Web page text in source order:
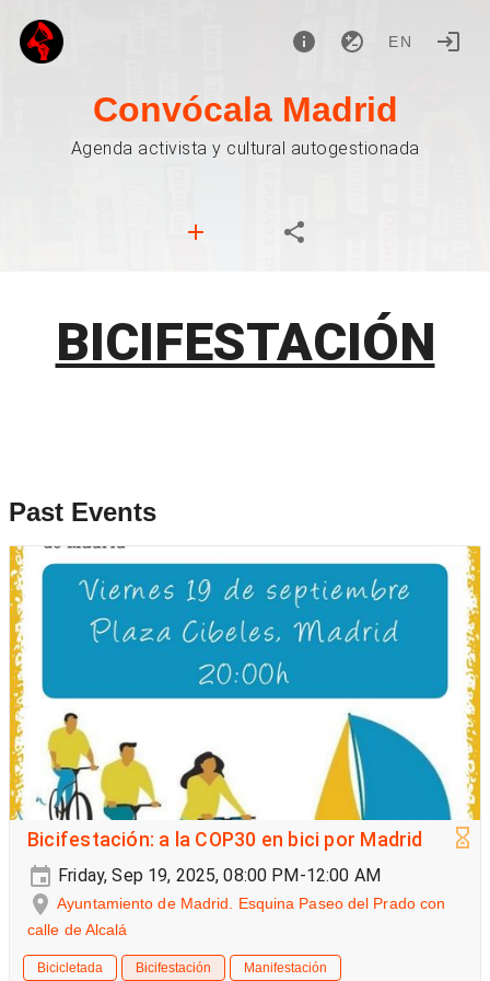
EN
Convócala Madrid
Agenda activista y cultural autogestionada
BICIFESTACIÓN
Past Events
Bicifestación: a la COP30 en bici por Madrid
Friday, Sep 19, 2025, 08:00 PM-12:00 AM
Ayuntamiento de Madrid. Esquina Paseo del Prado con
calle de Alcalá
Bicicletada Bicifestación Manifestación